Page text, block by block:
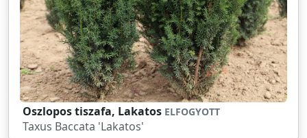
Oszlopos tiszafa, Lakatos ELFOGYOTT
Taxus Baccata 'Lakatos'